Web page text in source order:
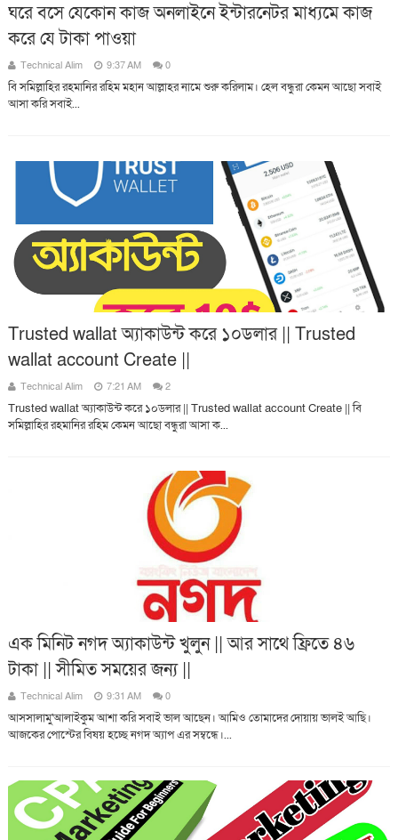
ঘরে বসে যেকোন কাজ অনলাইনে ইন্টারনেটর মাধ্যমে কাজ
করে যে টাকা পাওয়া
Technical Alim 9:37 AM 0
বি সমিল্লাহির রহমানির রহিম মহান আল্লাহর নামে শুরু করিলাম। হেল বন্ধুরা কেমন আছো সবাই
আসা করি সবাই...
Trusted wallat অ্যাকাউন্ট করে ১০ডলার || Trusted
wallat account Create ||
Technical Alim 7:21 AM 2
Trusted wallat অ্যাকাউন্ট করে ১০ডলার || Trusted wallat account Create || বি
সমিল্লাহির রহমানির রহিম কেমন আছো বন্ধুরা আসা ক...
এক মিনিট নগদ অ্যাকাউন্ট খুলুন || আর সাথে ফ্রিতে ৪৬
টাকা || সীমিত সময়ের জন্য ||
Technical Alim 9:31 AM 0
আসসালামু'আলাইকুম আশা করি সবাই ভাল আছেন। আমিও তোমাদের দোয়ায় ভালই আছি।
আজকের পোস্টের বিষয় হচ্ছে নগদ অ্যাপ এর সম্বন্ধে।...